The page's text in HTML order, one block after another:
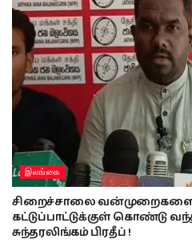
இலங்கை
சிறைச்சாலை வன்முறைகளை
கட்டுப்பாட்டுக்குள் கொண்டு
சுந்தரலிங்கம் பிரதீப் !